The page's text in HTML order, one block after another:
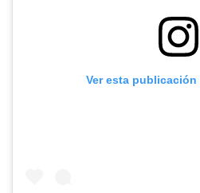
Ver esta publicación